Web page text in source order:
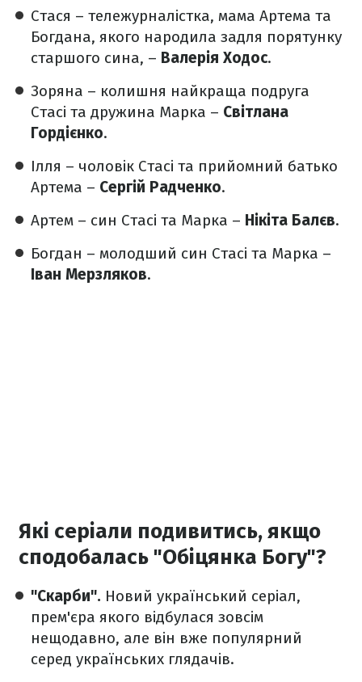
Стася – тележурналістка, мама Артема та
Богдана, якого народила задля порятунку
старшого сина, – Валерія Ходос.
Зоряна – колишня найкраща подруга
Стасі та дружина Марка – Світлана
Гордієнко.
Ілля – чоловік Стасі та прийомний батько
Артема – Сергій Радченко.
Артем – син Стасі та Марка – Нікіта Балєв.
Богдан – молодший син Стасі та Марка –
Іван Мерзляков.
Які серіали подивитись, якщо
сподобалась "Обіцянка Богу"?
"Скарби". Новий український серіал,
прем'єра якого відбулася зовсім
нещодавно, але він вже популярний
серед українських глядачів.